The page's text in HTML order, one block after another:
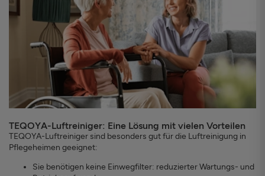
TEQOYA-Luftreiniger: Eine Lösung mit vielen Vorteilen
TEQOYA-Luftreiniger sind besonders gut für die Luftreinigung in
Pflegeheimen geeignet:
Sie benötigen keine Einwegfilter: reduzierter Wartungs- und